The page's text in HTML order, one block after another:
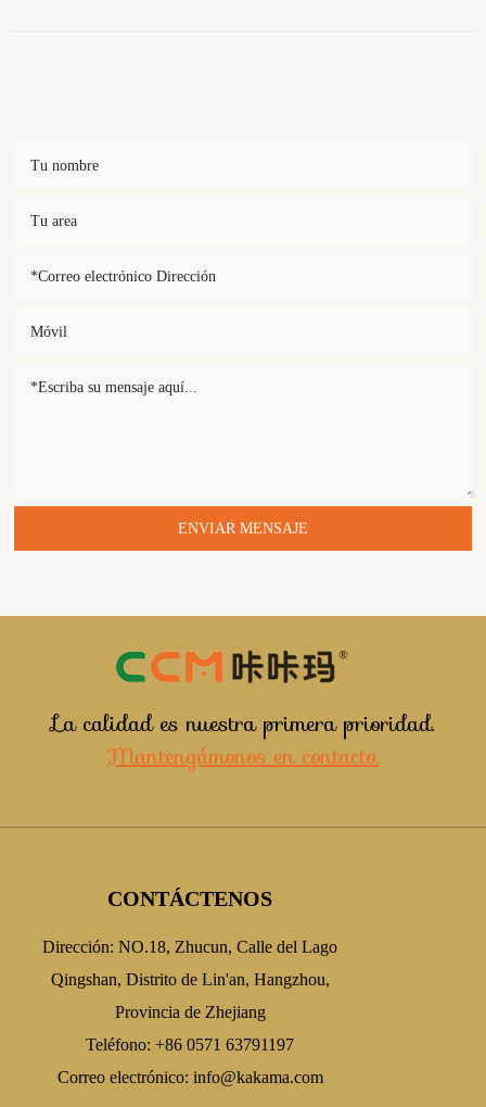
La calidad es nuestra primera prioridad.
Mantengámonos en contacto.
CONTÁCTENOS
Dirección: NO.18, Zhucun, Calle del Lago
Qingshan, Distrito de Lin'an, Hangzhou,
Provincia de Zhejiang
Teléfono: +86 0571 63791197
Correo electrónico: info@kakama.com